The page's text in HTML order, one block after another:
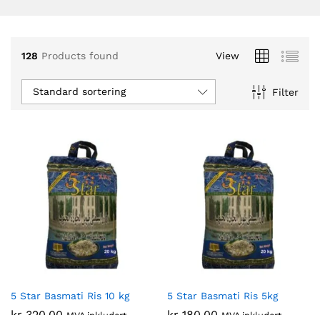
128 Products found View
Filter
Standard sortering
5 Star Basmati Ris 10 kg 5 Star Basmati Ris 5kg